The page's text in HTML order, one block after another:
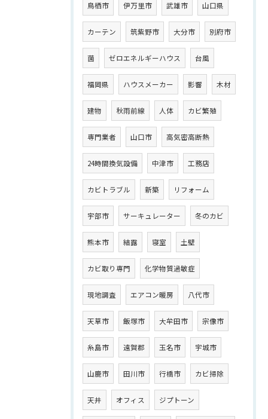
鳥栖市 伊万里市 武雄市 山口県
カーテン 筑紫野市 大分市 別府市
菌 ゼロエネルギーハウス 台風
福岡県 ハウスメーカー 影響 木材
建物 秋雨前線 人体 カビ繁殖
専門業者 山口市 高気密高断熱
24時間換気設備 中津市 工務店
カビトラブル 新築 リフォーム
宇部市 サーキュレーター 冬のカビ
熊本市 結露 寝室 土壁
カビ取り専門 化学物質過敏症
現地調査 エアコン暖房 八代市
天草市 飯塚市 大牟田市 宗像市
糸島市 遠賀郡 玉名市 宇城市
山鹿市 田川市 行橋市 カビ掃除
天井 オフィス ジプトーン